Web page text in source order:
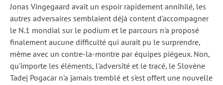
Jonas Vingegaard avait un espoir rapidement annihilé, les
autres adversaires semblaient déjà content d'accompagner
le N.1 mondial sur le podium et le parcours n'a proposé
finalement aucune difficulté qui aurait pu le surprendre,
même avec un contre-la-montre par équipes piégeux. Non,
qu'importe les éléments, l'adversité et le tracé, le Slovène
Tadej Pogacar n'a jamais tremblé et s'est offert une nouvelle